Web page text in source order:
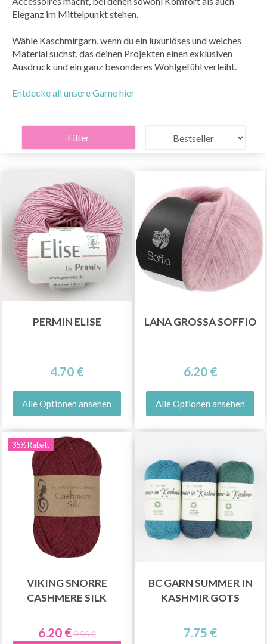
Eleganz im Mittelpunkt stehen.
Wähle Kaschmirgarn, wenn du ein luxuriöses und weiches
Material suchst, das deinen Projekten einen exklusiven
Ausdruck und ein ganz besonderes Wohlgefühl verleiht.
Entdecke all unsere Garne hier
Filter
PERMIN ELISE
4.70 €
Alle Optionen ansehen
LANA GROSSA SOFFIO
6.20 €
Alle Optionen ansehen
35% Rabatt
VIKING SNORRE
CASHMERE SILK
6.20 €9.55 €
BC GARN SUMMER IN
KASHMIR GOTS
7.75 €